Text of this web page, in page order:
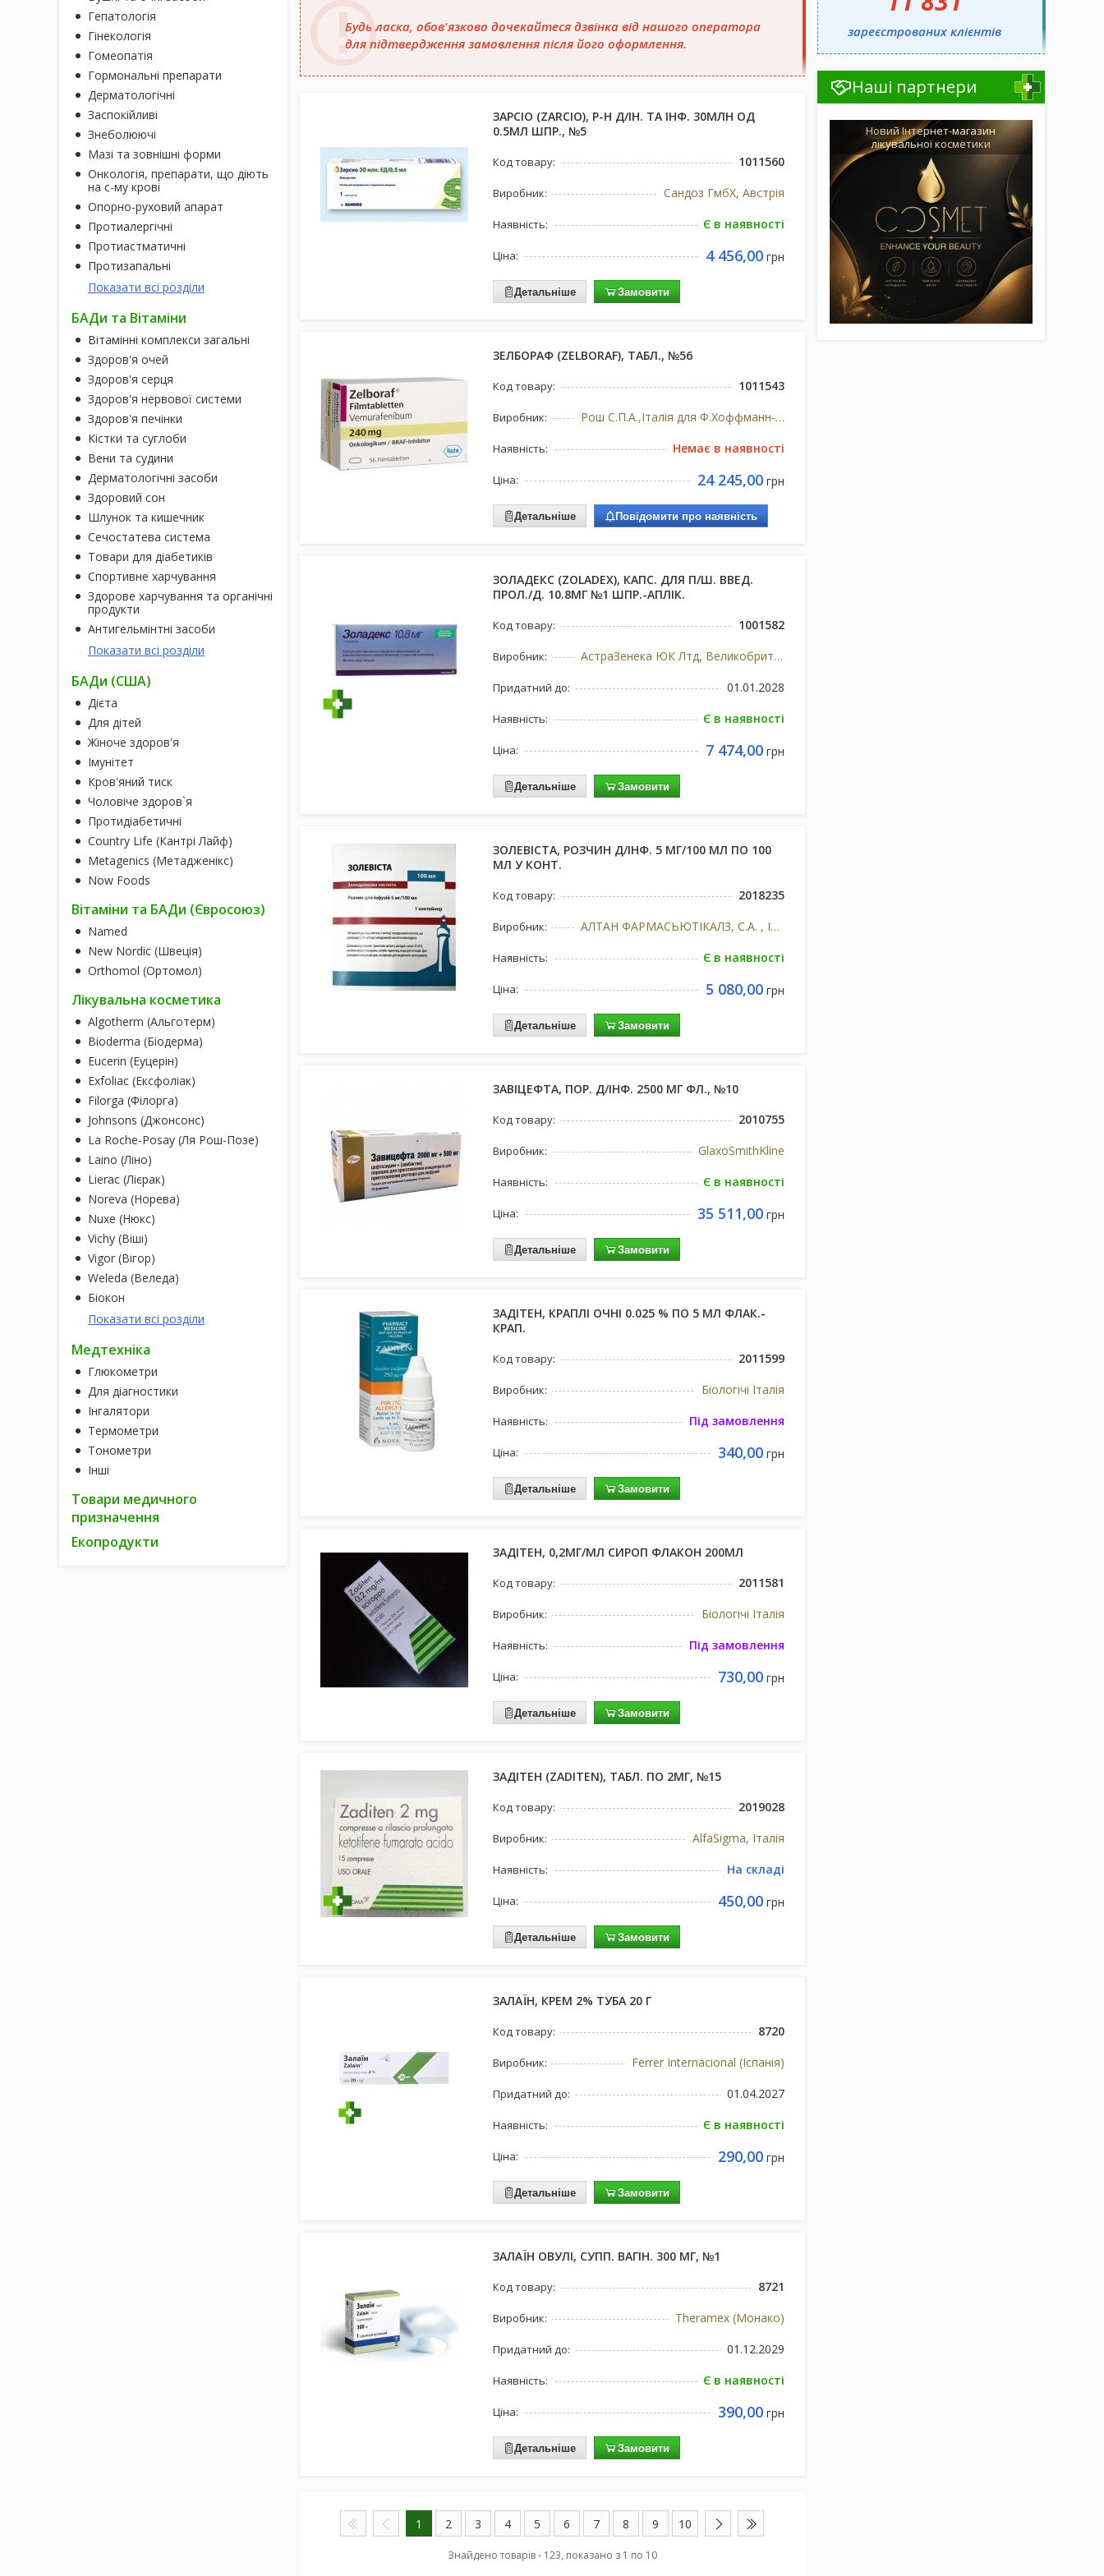
Гепатологія
Гінекологія
Гомеопатія
Гормональні препарати
Дерматологічні
Заспокійливі
Знеболюючі
Мазі та зовнішні форми
Онкологія, препарати, що діють
на с-му крові
Опорно-руховий апарат
Протиалергічні
Протиастматичні
Протизапальні
Показати всі розділи
БАДи та Вітаміни
Вітамінні комплекси загальні
Здоров'я очей
Здоров'я серця
Здоров'я нервової системи
Здоров'я печінки
Кістки та суглоби
Вени та судини
Дерматологічні засоби
Здоровий сон
Шлунок та кишечник
Сечостатева система
Товари для діабетиків
Спортивне харчування
Здорове харчування та органічні
продукти
Антигельмінтні засоби
Показати всі розділи
БАДи (США)
Дієта
Для дітей
Жіноче здоров'я
Імунітет
Кров'яний тиск
Чоловіче здоров`я
Протидіабетичні
Country Life (Кантрі Лайф)
Metagenics (Метадженікс)
Now Foods
Вітаміни та БАДи (Євросоюз)
Named
New Nordic (Швеція)
Orthomol (Ортомол)
Лікувальна косметика
Algotherm (Альготерм)
Bioderma (Біодерма)
Eucerin (Еуцерін)
Exfoliac (Ексфоліак)
Filorga (Філорга)
Johnsons (Джонсонс)
La Roche-Posay (Ля Рош-Позе)
Laino (Ліно)
Lierac (Лієрак)
Noreva (Норева)
Nuxe (Нюкс)
Vichy (Віші)
Vigor (Вігор)
Weleda (Веледа)
Біокон
Показати всі розділи
Медтехніка
Глюкометри
Для діагностики
Інгалятори
Термометри
Тонометри
Інші
Товари медичного
призначення
Екопродукти
Будь ласка, обов'язково дочекайтеся дзвінка від нашого оператора
для підтвердження замовлення після його оформлення.
ЗАРСІО (ZARCIO), Р-Н Д/ІН. ТА ІНФ. 30МЛН ОД
0.5МЛ ШПР., №5
Код товару: 1011560
Виробник: Сандоз ГмбХ, Австрія
Наявність: Є в наявності
Ціна: 4 456,00грн
Детальніше Замовити
ЗЕЛБОРАФ (ZELBORAF), ТАБЛ., №56
Код товару: 1011543
Виробник: Рош С.П.А.,Італія для Ф.Хоффманн-Ля Рош Лтд, Швейцарія, Італія/Швейцарія
Наявність: Немає в наявності
Ціна: 24 245,00грн
Детальніше Повідомити про наявність
ЗОЛАДЕКС (ZOLADEX), КАПС. ДЛЯ П/Ш. ВВЕД.
ПРОЛ./Д. 10.8МГ №1 ШПР.-АПЛІК.
Код товару: 1001582
Виробник: АстраЗенека ЮК Лтд, Великобританія
Придатний до: 01.01.2028
Наявність: Є в наявності
Ціна: 7 474,00грн
Детальніше Замовити
ЗОЛЕВІСТА, РОЗЧИН Д/ІНФ. 5 МГ/100 МЛ ПО 100
МЛ У КОНТ.
Код товару: 2018235
Виробник: АЛТАН ФАРМАСЬЮТІКАЛЗ, С.А. , Іспанія
Наявність: Є в наявності
Ціна: 5 080,00грн
Детальніше Замовити
ЗАВІЦЕФТА, ПОР. Д/ІНФ. 2500 МГ ФЛ., №10
Код товару: 2010755
Виробник: GlaxoSmithKline
Наявність: Є в наявності
Ціна: 35 511,00грн
Детальніше Замовити
ЗАДІТЕН, КРАПЛІ ОЧНІ 0.025 % ПО 5 МЛ ФЛАК.-
КРАП.
Код товару: 2011599
Виробник: Біологічі Італія
Наявність: Під замовлення
Ціна: 340,00грн
Детальніше Замовити
ЗАДІТЕН, 0,2МГ/МЛ СИРОП ФЛАКОН 200МЛ
Код товару: 2011581
Виробник: Біологічі Італія
Наявність: Під замовлення
Ціна: 730,00грн
Детальніше Замовити
ЗАДІТЕН (ZADITEN), ТАБЛ. ПО 2МГ, №15
Код товару: 2019028
Виробник: AlfaSigma, Італія
Наявність: На складі
Ціна: 450,00грн
Детальніше Замовити
ЗАЛАЇН, КРЕМ 2% ТУБА 20 Г
Код товару: 8720
Виробник: Ferrer Internacional (Іспанія)
Придатний до: 01.04.2027
Наявність: Є в наявності
Ціна: 290,00грн
Детальніше Замовити
ЗАЛАЇН ОВУЛІ, СУПП. ВАГІН. 300 МГ, №1
Код товару: 8721
Виробник: Theramex (Монако)
Придатний до: 01.12.2029
Наявність: Є в наявності
Ціна: 390,00грн
Детальніше Замовити
1 2 3 4 5 6 7 8 9 10
Знайдено товарів - 123, показано з 1 по 10
зареєстрованих клієнтів
Наші партнери
Новий Інтернет-магазин
лікувальної косметики